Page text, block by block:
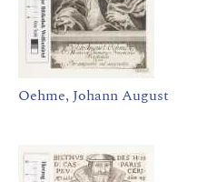
Oehme, Johann August